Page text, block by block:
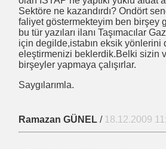
Sektöre ne kazandırdı? Ondört
faliyet göstermekteyim ben birşey
bu tür yazıları ilanı Taşımacılar
için degilde,istabın eksik yönlerini
eleştirmenizi beklerdik.Belki sizin
birşeyler yapmaya çalışırlar.
Saygılarımla.
Ramazan GÜNEL / 18.12.2009
İBB=>10 Kıbesi Soygun